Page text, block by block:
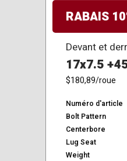
RABAIS
Devant et
17x7.5
$180,89/roue
Numéro d'article
Bolt Pattern
Centerbore
Lug Seat
Weight